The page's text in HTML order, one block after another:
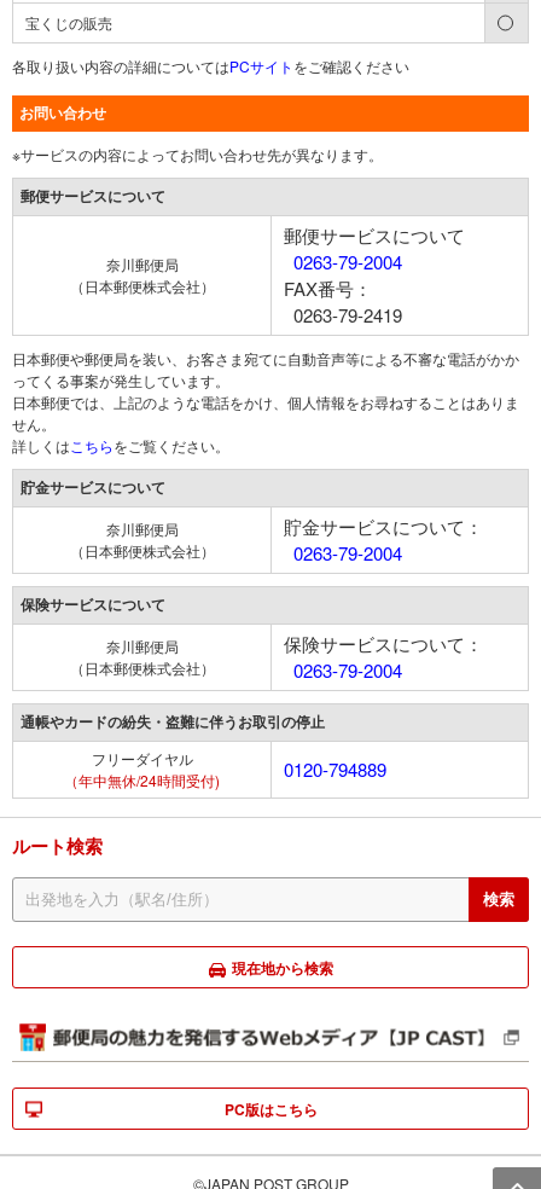
宝くじの販売
各取り扱い内容の詳細についてはPCサイト をご確認ください
お問い合わせ
※サービスの内容によってお問い合わせ先が異なります。
郵便サービスについて
奈川郵便局
（日本郵便株式会社）
郵便サービスについて
0263-79-2004
FAX番号：
0263-79-2419
日本郵便や郵便局を装い、お客さま宛てに自動音声等による不審な電話がかか
ってくる事案が発生しています。
日本郵便では、上記のような電話をかけ、個人情報をお尋ねすることはありま
せん。
詳しくは こちらをご覧ください。
貯金サービスについて
奈川郵便局
（日本郵便株式会社）
貯金サービスについて：
0263-79-2004
保険サービスについて
奈川郵便局
（日本郵便株式会社）
保険サービスについて：
0263-79-2004
通帳やカードの紛失・盗難に伴うお取引の停止
フリーダイヤル
（年中無休/24時間受付)
0120-794889
ルート検索
現在地から検索
PC版はこちら
©JAPAN POST GROUP